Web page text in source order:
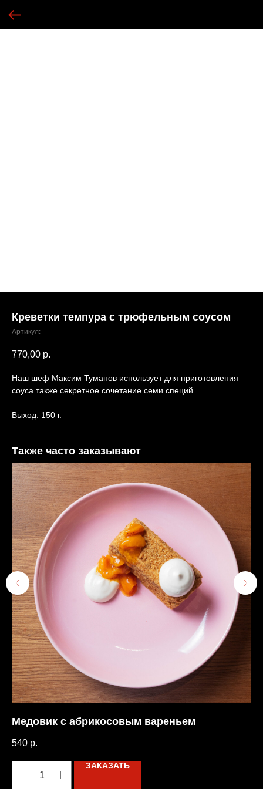
Креветки темпура с трюфельным соусом
Артикул:
770,00 р.
Наш шеф Максим Туманов использует для приготовления
соуса также секретное сочетание семи специй.
Выход: 150 г.
Также часто заказывают
Медовик с абрикосовым вареньем
540 р.
ЗАКАЗАТЬ